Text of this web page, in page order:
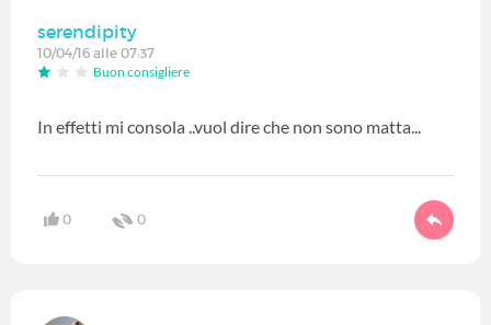
serendipity
10/04/16 alle 07:37
Buon consigliere
In effetti mi consola ..vuol dire che non sono matta...
0 0